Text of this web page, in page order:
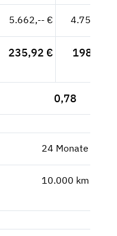
5.662,-- € 4.757,98
235,92 € 198,25 €
0,78
24 Monate
10.000 km